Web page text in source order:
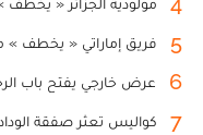
5 فريق إماراتي « يخطف »
6 عرض خارجي يفتح باب
7 كواليس تعثر صفقة